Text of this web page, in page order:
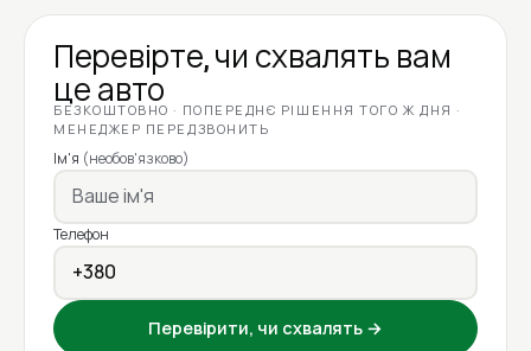
Перевірте, чи схвалять вам
це авто
БЕЗКОШТОВНО · ПОПЕРЕДНЄ РІШЕННЯ ТОГО Ж ДНЯ ·
МЕНЕДЖЕР ПЕРЕДЗВОНИТЬ
Ім'я (необов'язково)
Телефон
Перевірити, чи схвалять →